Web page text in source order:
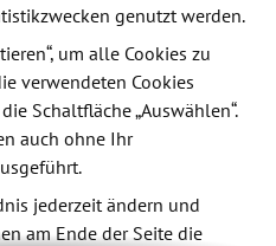
in unserer
so Sachsens
Dulig. „Die vielen neuen
bieten spannende
für unser
Technologieförderung
genutzt werden.
um alle Cookies zu
verwendeten Cookies
Schaltfläche „Auswählen“.
auch ohne Ihr
jederzeit ändern und
am Ende der Seite die